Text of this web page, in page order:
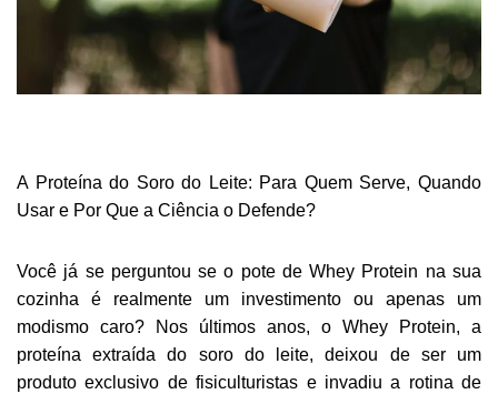
A Proteína do Soro do Leite: Para Quem Serve, Quando
Usar e Por Que a Ciência o Defende?
Você já se perguntou se o pote de Whey Protein na sua
cozinha é realmente um investimento ou apenas um
modismo caro? Nos últimos anos, o Whey Protein, a
proteína extraída do soro do leite, deixou de ser um
produto exclusivo de fisiculturistas e invadiu a rotina de